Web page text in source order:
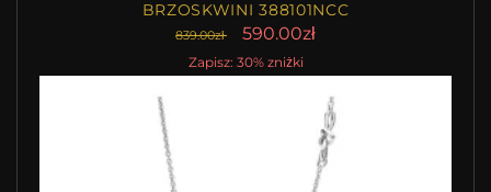
BRZOSKWINI 388101NCC
839.00zł 590.00zł
Zapisz: 30% zniżki